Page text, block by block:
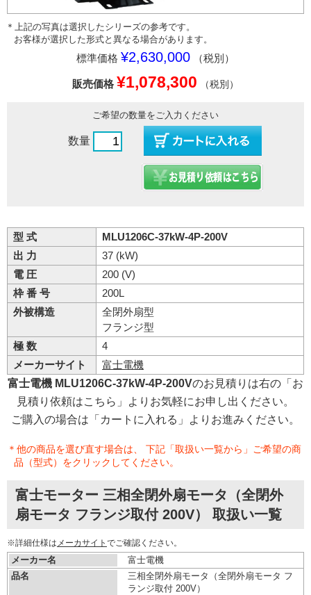
＊上記の写真は選択したシリーズの参考です。
お客様が選択した形式と異なる場合があります。
標準価格 ¥2,630,000 （税別）
販売価格 ¥1,078,300 （税別）
ご希望の数量をご入力ください
数量
型 式
MLU1206C-37kW-4P-200V
出 力
37 (kW)
電 圧
200 (V)
枠 番 号
200L
外被構造
全閉外扇型
フランジ型
極 数
4
メーカーサイト
富士電機
富士電機 MLU1206C-37kW-4P-200Vのお見積りは右の「お
見積り依頼はこちら」よりお気軽にお申し出ください。
ご購入の場合は「カートに入れる」よりお進みください。
＊他の商品を選び直す場合は、 下記「取扱い一覧から」ご希望の商
品（型式）をクリックしてください。
富士モーター 三相全閉外扇モータ（全閉外
扇モータ フランジ取付 200V） 取扱い一覧
※詳細仕様は メーカサイト でご確認ください。
メーカー名
富士電機
品名
三相全閉外扇モータ（全閉外扇モータ フ
ランジ取付 200V）